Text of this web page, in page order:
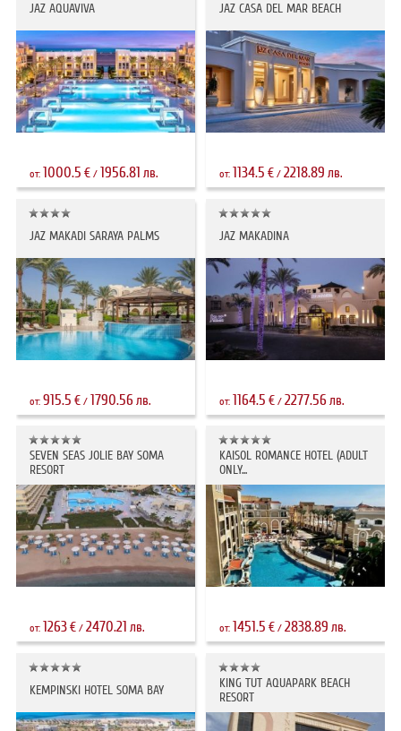
JAZ AQUAVIVA
от: 1000.5 €/ 1956.81 лв.
JAZ CASA DEL MAR BEACH
от: 1134.5 € /2218.89 лв.
JAZ MAKADI SARAYA PALMS
от: 915.5 €/ 1790.56лв.
JAZ MAKADINA
от: 1164.5 € /2277.56лв.
SEVEN SEAS JOLIE BAY SOMA
RESORT
от: 1263€/ 2470.21 лв.
KAISOL ROMANCE HOTEL (ADULT
ONLY...
от: 1451.5 € /2838.89 лв.
KEMPINSKI HOTEL SOMA BAY
KING TUT AQUAPARK BEACH
RESORT